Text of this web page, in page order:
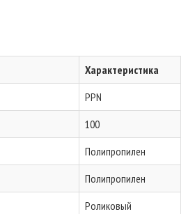
Характеристика
PPN
100
Полипропилен
Полипропилен
Роликовый